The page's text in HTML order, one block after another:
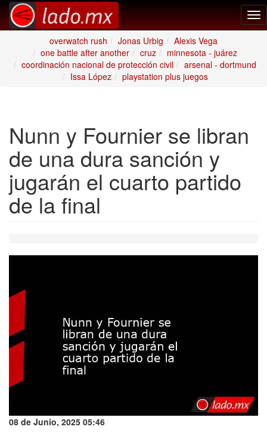
overwatch rush
Jonas Urbig
Alexis Vega
one battle after another
cruz
minnesota - juárez
coordinación nacional de protección civil
arsenal - dortmund
Issa López
playstation plus juegos
Nunn y Fournier se libran
de una dura sanción y
jugarán el cuarto partido
de la final
08 de Junio, 2025 05:46